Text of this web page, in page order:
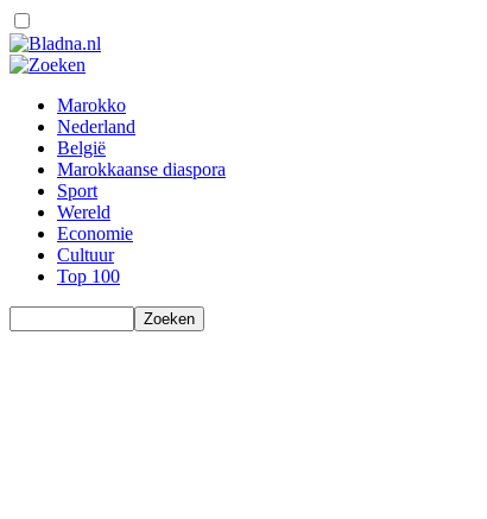
Marokko
Nederland
België
Marokkaanse diaspora
Sport
Wereld
Economie
Cultuur
Top 100